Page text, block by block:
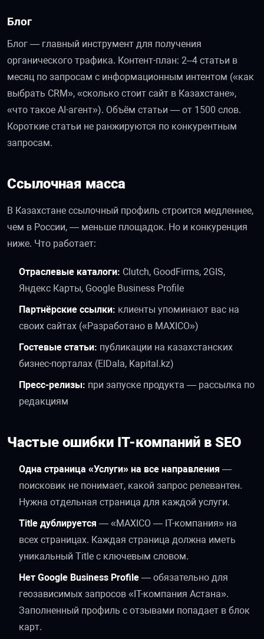
Блог
Блог — главный инструмент для получения
органического трафика. Контент-план: 2–4 статьи в
месяц по запросам с информационным интентом («как
выбрать CRM», «сколько стоит сайт в Казахстане»,
«что такое AI-агент»). Объём статьи — от 1500 слов.
Короткие статьи не ранжируются по конкурентным
запросам.
Ссылочная масса
В Казахстане ссылочный профиль строится медленнее,
чем в России, — меньше площадок. Но и конкуренция
ниже. Что работает:
Отраслевые каталоги: Clutch, GoodFirms, 2GIS,
Яндекс Карты, Google Business Profile
Партнёрские ссылки: клиенты упоминают вас на
своих сайтах («Разработано в MAXICO»)
Гостевые статьи: публикации на казахстанских
бизнес-порталах (ElDala, Kapital.kz)
Пресс-релизы: при запуске продукта — рассылка по
редакциям
Частые ошибки IT-компаний в SEO
Одна страница «Услуги» на все направления —
поисковик не понимает, какой запрос релевантен.
Нужна отдельная страница для каждой услуги.
Title дублируется — «MAXICO — IT-компания» на
всех страницах. Каждая страница должна иметь
уникальный Title с ключевым словом.
Нет Google Business Profile — обязательно для
геозависимых запросов «IT-компания Астана».
Заполненный профиль с отзывами попадает в блок
карт.